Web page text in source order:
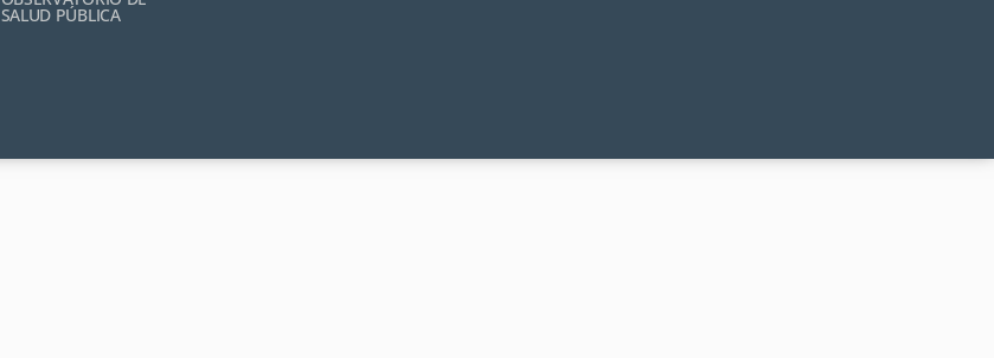
SALUD PÚBLICA